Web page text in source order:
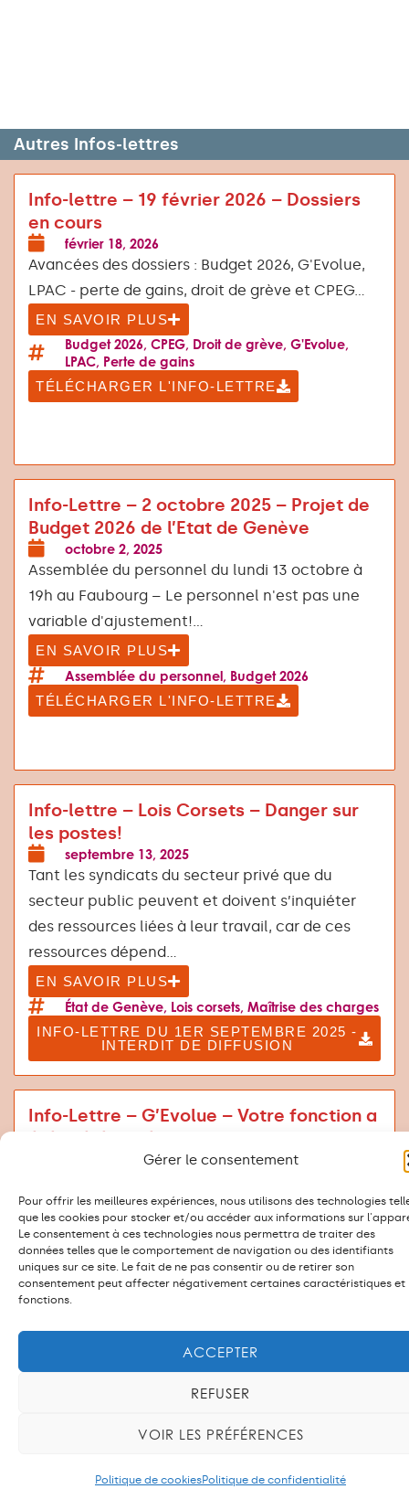
Gérer le consentement
Pour offrir les meilleures expériences, nous utilisons des technologies
que les cookies pour stocker et/ou accéder aux informations sur
Le consentement à ces technologies nous permettra de traiter des
données telles que le comportement de navigation ou des identifiants
uniques sur ce site. Le fait de ne pas consentir ou de retirer son
consentement peut affecter négativement certaines caractéristiques et
fonctions.
ACCEPTER
REFUSER
VOIR LES PRÉFÉRENCES
Politique de cookiesPolitique de confidentialité
Autres Infos-lettres
Info-lettre – 19 février 2026 – Dossiers
en cours
février 18, 2026
Avancées des dossiers : Budget 2026, G'Evolue,
LPAC - perte de gains, droit de grève et CPEG...
EN SAVOIR PLUS
Budget 2026, CPEG, Droit de grève, G'Evolue,
LPAC, Perte de gains
TÉLÉCHARGER L'INFO-LETTRE
Info-Lettre – 2 octobre 2025 – Projet de
Budget 2026 de l’Etat de Genève
octobre 2, 2025
Assemblée du personnel du lundi 13 octobre à
19h au Faubourg – Le personnel n'est pas une
variable d'ajustement!...
EN SAVOIR PLUS
Assemblée du personnel, Budget 2026
TÉLÉCHARGER L'INFO-LETTRE
Info-lettre – Lois Corsets – Danger sur
les postes!
septembre 13, 2025
Tant les syndicats du secteur privé que du
secteur public peuvent et doivent s’inquiéter
des ressources liées à leur travail, car de ces
ressources dépend...
EN SAVOIR PLUS
État de Genève, Lois corsets, Maîtrise des charges
INFO-LETTRE DU 1ER SEPTEMBRE 2025 -
INTERDIT DE DIFFUSION
Info-Lettre – G’Evolue – Votre fonction a
été pré-évaluée – Qu’en est-il?
septembre 13, 2025
État de Genève,G'Evolue,Réévaluations
TÉLÉCHARGER L'INFO-LETTRE
PLUS DE COMMUNIQUÉS
Cartel intersyndical du personnel de l’Etat et du